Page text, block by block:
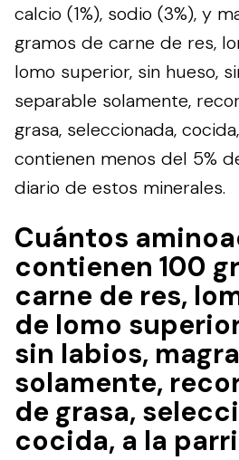
calcio (1%), sodio (3%), y
gramos de carne de res,
lomo superior, sin hueso,
separable solamente,
grasa, seleccionada,
contienen menos del 5%
diario de estos minerales.
Cuántos
contienen 100
carne de res,
de lomo
sin labios,
solamente,
de grasa,
cocida, a la